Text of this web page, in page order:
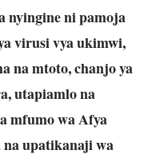
nyingine ni pamoja
virusi vya ukimwi,
na mtoto, chanjo ya
utapiamlo na
mfumo wa Afya
upatikanaji wa